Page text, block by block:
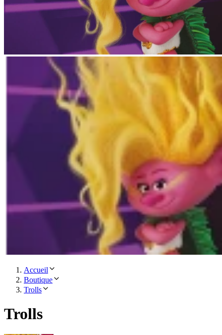
Accueil
Boutique
Trolls
Trolls